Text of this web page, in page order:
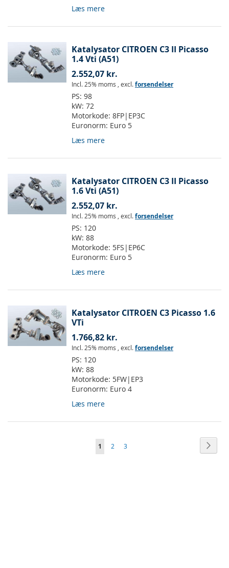
Læs mere
Katalysator CITROEN C3 II Picasso
1.4 Vti (A51)
2.552,07 kr.
Incl. 25% moms , excl.forsendelser
PS: 98
kW: 72
Motorkode: 8FP|EP3C
Euronorm: Euro 5
Læs mere
Katalysator CITROEN C3 II Picasso
1.6 Vti (A51)
2.552,07 kr.
Incl. 25% moms , excl.forsendelser
PS: 120
kW: 88
Motorkode: 5FS|EP6C
Euronorm: Euro 5
Læs mere
Katalysator CITROEN C3 Picasso 1.6
VTi
1.766,82 kr.
Incl. 25% moms , excl.forsendelser
PS: 120
kW: 88
Motorkode: 5FW|EP3
Euronorm: Euro 4
Læs mere
Side
Du
1 Side
2 Side
3